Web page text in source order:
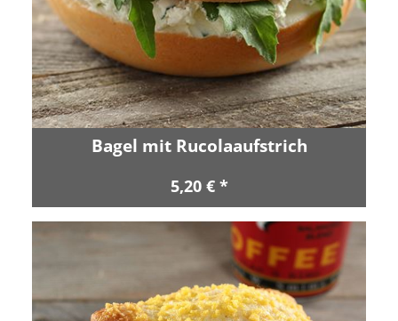
Bagel mit Rucolaaufstrich
5,20 € *